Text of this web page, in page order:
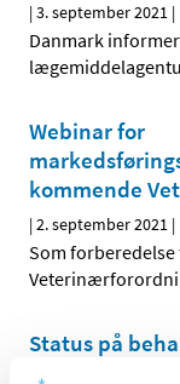
|3. september 2021 |
Danmark
Webinar for
kommende
|2. september 2021 |
Som
Status på
formodede